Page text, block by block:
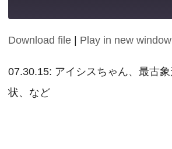
SHARE
LINK
EMBED
Download file Play in new window
07.30.15: アイシスちゃん、最古
状、など